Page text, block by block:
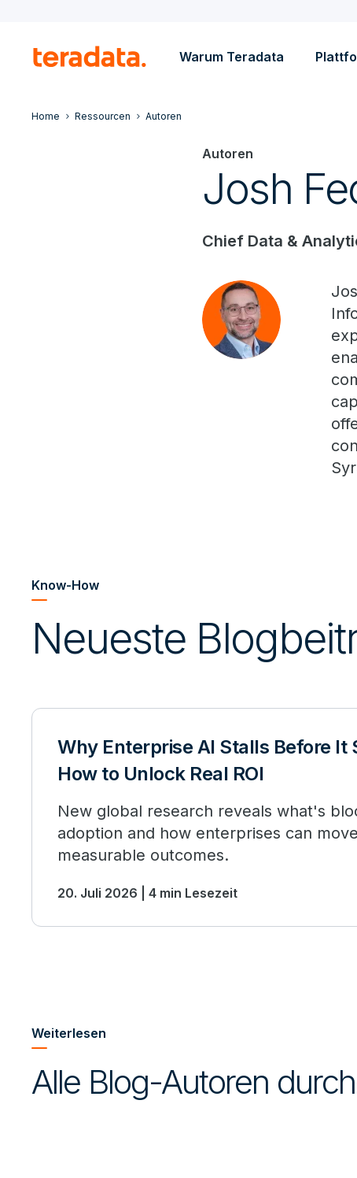
Warum Teradata
Home Ressourcen Autoren
Autoren
Josh
Chief Data &
Know-How
Neueste
Why Enterprise AI Stalls Before
How to Unlock Real ROI
New global research reveals what's
adoption and how enterprises can
measurable outcomes.
20. Juli 2026 | 4 min Lesezeit
Weiterlesen
Alle Blog-Autoren